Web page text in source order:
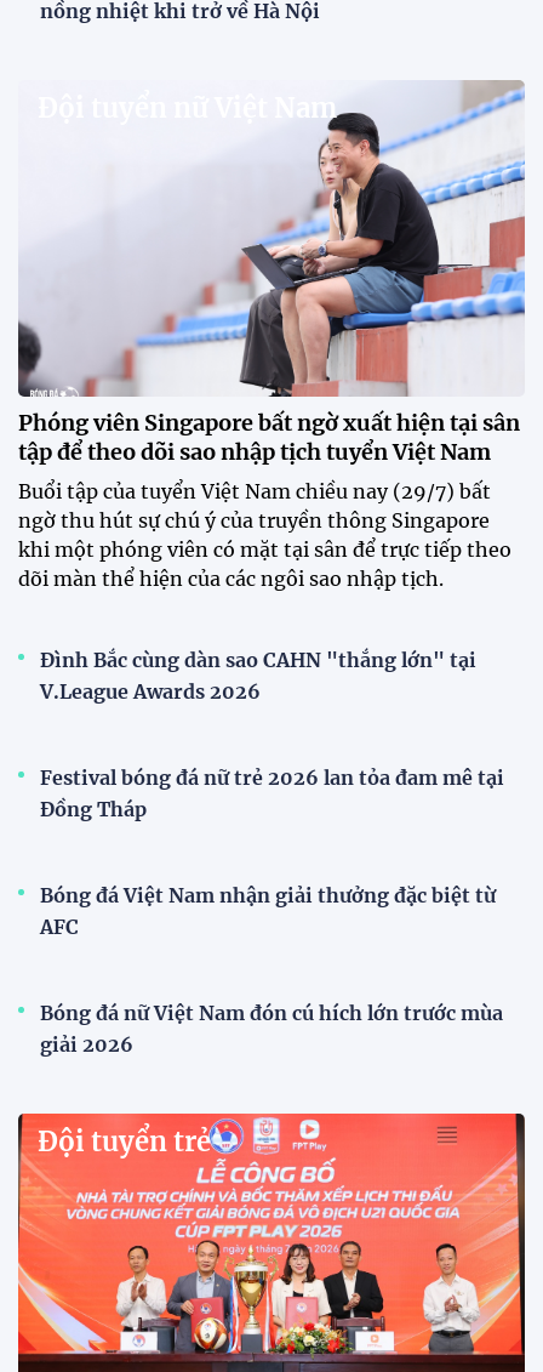
V.League chính thức khoác "áo mới" trước mùa
VPF chính thức ra mắt bộ nhận diện thương hiệu và
slogan mới cho hệ thống các giải bóng đá chuyên
nghiệp quốc gia, mở ra diện mạo mới cho V.League
trước mùa giải 2026-2027.
HLV Văn Sỹ Sơn: "Tôi đặt bút ký bằng niềm tin và
khát vọng"
CLB Sông Lam Nghệ An chính thức có nhà tài trợ
mới
Tiền đạo Đình Bắc chốt tương lai sau tin đồn sang
Nhật Bản thi đấu
ĐKVĐ Cúp Quốc gia chiêu mộ sao trẻ của ĐT Việt
Đội tuyển Việt Nam
Xã Hùng Châu tưng bừng khai mạc giải bóng đá
truyền thống lần thứ VI
Giải bóng đá truyền thống xã Hùng Châu lần thứ VI
chính thức khởi tranh với sự tham gia của 14 đội
bóng, hứa hẹn mang đến những trận cầu hấp dẫn.
HLV Kim Sang Sik: "ĐT Việt Nam sẽ tung đội
hình mạnh nhất trước Campuchia"